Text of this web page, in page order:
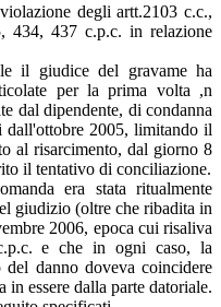
degli artt.2103 c.c.,
434, 437 c.p.c. in relazione
il giudice del gravame ha
per la prima volta ,n
dal dipendente, di condanna
dall'ottobre 2005, limitando il
al risarcimento, dal giorno 8
il tentativo di conciliazione.
era stata ritualmente
giudizio (oltre che ribadita in
2006, epoca cui risaliva
e che in ogni caso, la
danno doveva coincidere
essere dalla parte datoriale.